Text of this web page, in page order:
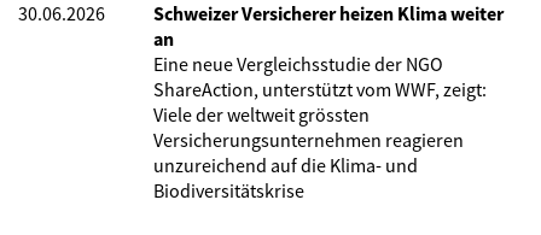
30.06.2026
Schweizer Versicherer heizen Klima weiter
an
Eine neue Vergleichsstudie der NGO
ShareAction, unterstützt vom WWF, zeigt:
Viele der weltweit grössten
Versicherungsunternehmen reagieren
unzureichend auf die Klima- und
Biodiversitätskrise